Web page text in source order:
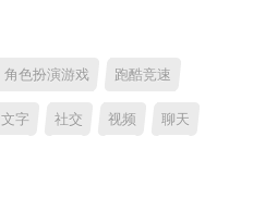
角色扮演游戏 跑酷竞速
文字 社交 视频 聊天